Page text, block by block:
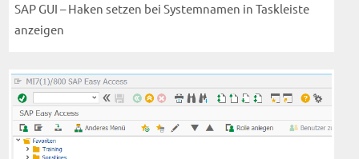
SAP GUI – Haken setzen bei Systemnamen in Taskleiste
anzeigen